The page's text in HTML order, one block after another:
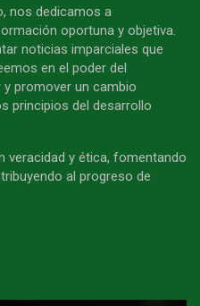
nos dedicamos a
oportuna y objetiva.
noticias imparciales que
en el poder del
y promover un cambio
principios del desarrollo
veracidad y ética, fomentando
al progreso de